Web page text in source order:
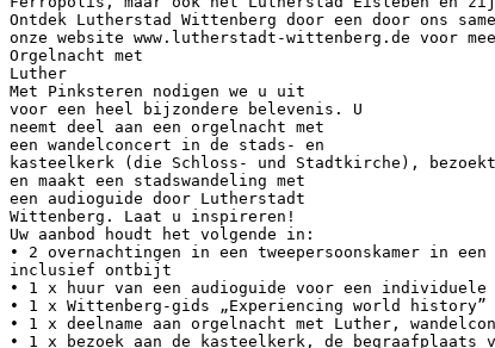
Ontdek Lutherstad Wittenberg door een door ons
onze website www.lutherstadt-wittenberg.de voor
Orgelnacht met
Luther
Met Pinksteren nodigen we u uit
voor een heel bijzondere belevenis. U
neemt deel aan een orgelnacht met
een wandelconcert in de stads- en
kasteelkerk (die Schloss- und Stadtkirche), bezoekt
en maakt een stadswandeling met
een audioguide door Lutherstadt
Wittenberg. Laat u inspireren!
Uw aanbod houdt het volgende in:
• 2 overnachtingen in een tweepersoonskamer in
inclusief ontbijt
• 1 x huur van een audioguide voor een individuele
• 1 x Wittenberg-gids „Experiencing world
• 1 x deelname aan orgelnacht met Luther,
• 1 x bezoek aan de kasteelkerk, de begraafplaats